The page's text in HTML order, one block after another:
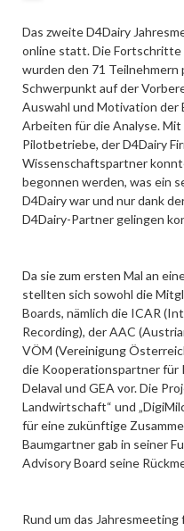
Das zweite D4Dairy
online statt. Die Fortschritte
wurden den 71
Schwerpunkt auf der
Auswahl und Motivation
Arbeiten für die Analyse.
Pilotbetriebe, der D4Dairy
Wissenschaftspartner
begonnen werden, was ein
D4Dairy war und nur dank
D4Dairy-Partner gelingen
Da sie zum ersten Mal an
stellten sich sowohl die
Boards, nämlich die ICAR
Recording), der AAC
VÖM (Vereinigung
die Kooperationspartner für
Delaval und GEA vor. Die
Landwirtschaft“ und
für eine zukünftige
Baumgartner gab in seiner
Advisory Board seine
Rund um das